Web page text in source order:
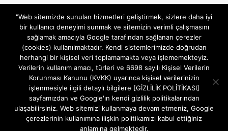
Gizlilik ve Çerezler (Cookies) Politikası
Hakkımızda
İletişim Kanalları
MODEM KURULUM
TEKNİK DESTEK
TELEVİZYON SİSTEMLERİ
"Web sitemizde sunulan hizmetleri geliştirmek, sizlere daha iyi
bir kullanıcı deneyimi sunmak ve sitemizin verimli çalışmasını
sağlamak amacıyla Google tarafından sağlanan çerezler
(cookies) kullanılmaktadır. Kendi sistemlerimizde doğrudan
herhangi bir kişisel veri toplamamakta veya işlememekteyiz.
Verilerin kullanım amacı, türleri ve 6698 sayılı Kişisel Verilerin
Korunması Kanunu (KVKK) uyarınca kişisel verilerinizin
işlenmesiyle ilgili detaylı bilgilere [GİZLİLİK POLİTİKASI]
sayfamızdan ve Google'ın kendi gizlilik politikalarından
ulaşabilirsiniz. Web sitemizi kullanmaya devam etmeniz, Google
çerezlerinin kullanımına ilişkin politikamızı kabul ettiğiniz
anlamına gelmektedir.